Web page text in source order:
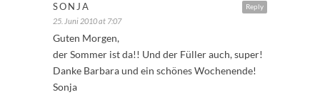
Reply
SONJA
25. Juni 2010 at 7:07
Guten Morgen,
der Sommer ist da!! Und der Füller auch, super!
Danke Barbara und ein schönes Wochenende!
Sonja